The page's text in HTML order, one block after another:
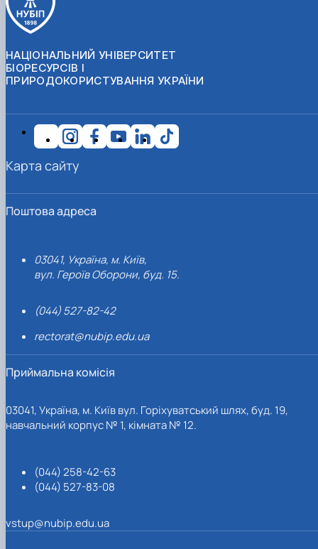
НАЦІОНАЛЬНИЙ УНІВЕРСИТЕТ
БІОРЕСУРСІВ І
ПРИРОДОКОРИСТУВАННЯ УКРАЇНИ
Поштова адреса
03041, Україна, м. Київ,
вул. Героїв Оборони, буд. 15.
(044) 527-82-42
rectorat@nubip.edu.ua
Приймальна комісія
03041, Україна, м. Київ вул. Горіхуватський шлях, буд. 19,
навчальний корпус № 1, кімната № 12.
(044) 258-42-63
(044) 527-83-08
vstup@nubip.edu.ua
Карта сайту